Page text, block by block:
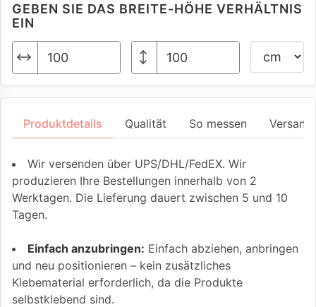
GEBEN SIE DAS BREITE-HÖHE VERHÄLTNIS
EIN
Produktdetails Qualität So messen
Wir versenden über UPS/DHL/FedEX. Wir
produzieren Ihre Bestellungen innerhalb von 2
Werktagen. Die Lieferung dauert zwischen 5 und 10
Tagen.
Einfach anzubringen: Einfach abziehen, anbringen
und neu positionieren – kein zusätzliches
Klebematerial erforderlich, da die Produkte
selbstklebend sind.